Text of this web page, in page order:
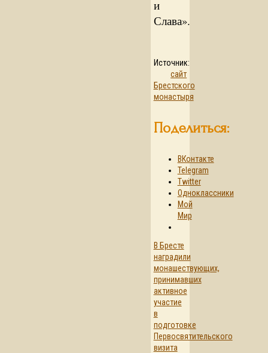
и
Слава».
Источник:
сайт
Брестского
монастыря
Поделиться:
ВКонтакте
Telegram
Twitter
Одноклассники
Мой
Мир
В Бресте
наградили
монашествующих,
принимавших
активное
участие
в
подготовке
Первосвятительского
визита